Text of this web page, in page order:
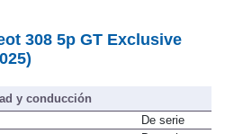
308 5p GT Exclusive
y conducción